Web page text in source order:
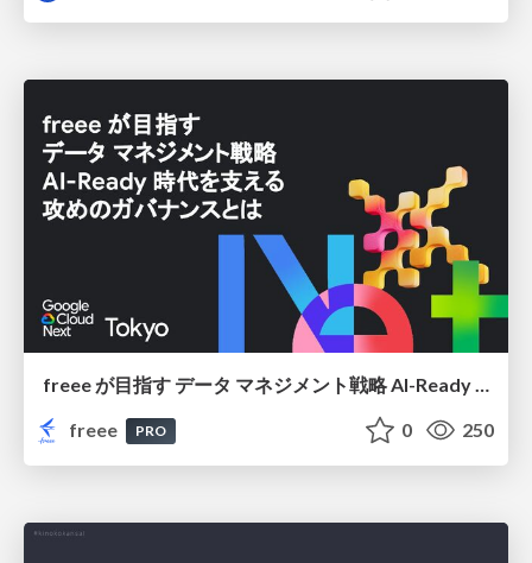
freee が目指す データ マネジメント戦略 AI-Ready 時代を支える 攻めのガバナンスとは
freee
PRO 0 250